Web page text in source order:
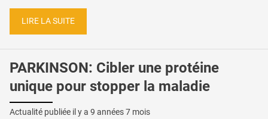
LIRE LA SUITE
PARKINSON: Cibler une protéine
unique pour stopper la maladie
Actualité publiée il y a 9 années 7 mois